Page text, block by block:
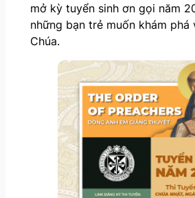
mở kỳ tuyển sinh ơn gọi năm
những bạn trẻ muốn khám phá
Chúa.